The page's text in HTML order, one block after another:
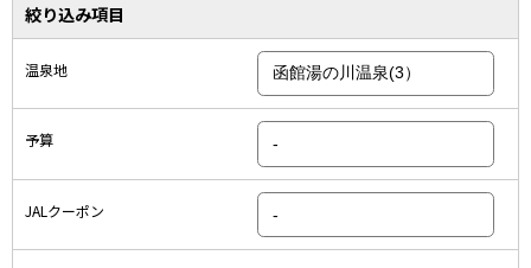
絞り込み項目
温泉地
予算
JALクーポン